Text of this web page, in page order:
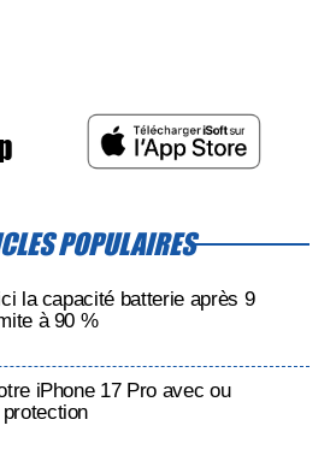
POPULAIRES
la capacité batterie après 9
à 90 %
iPhone 17 Pro avec ou